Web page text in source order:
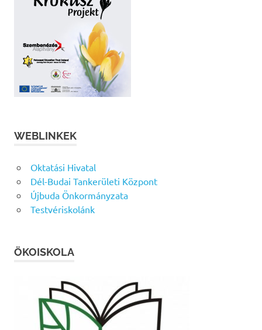
WEBLINKEK
Oktatási Hivatal
Dél-Budai Tankerületi Központ
Újbuda Önkormányzata
Testvériskolánk
ÖKOISKOLA